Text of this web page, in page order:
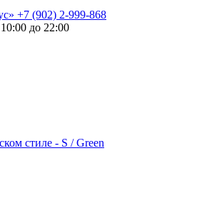
+7 (902) 2-999-868
до 22:00
стиле - S / Green